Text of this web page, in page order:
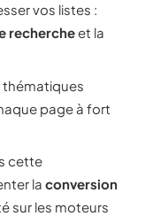
vos listes :
rechercheet la
thématiques
page à fort
cette
la conversion
sur les moteurs